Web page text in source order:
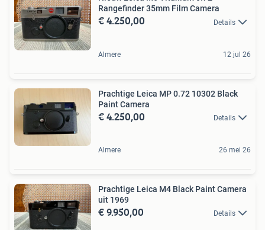
Rangefinder 35mm Film Camera
€ 4.250,00 Details
Almere 12 jul 26
Prachtige Leica MP 0.72 10302 Black
Paint Camera
€ 4.250,00 Details
Almere 26 mei 26
Prachtige Leica M4 Black Paint Camera
uit 1969
€ 9.950,00 Details